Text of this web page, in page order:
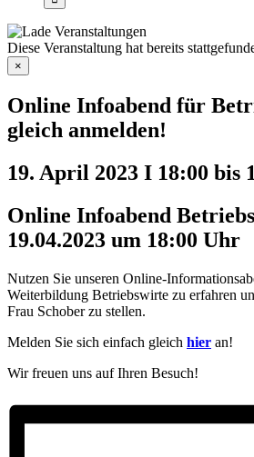
Diese Veranstaltung hat bereits
×
Online Infoabend für
gleich anmelden!
19. April 2023 I 18:00 bis
Online Infoabend
19.04.2023 um 18:00 Uhr
Nutzen Sie unseren Online-
Weiterbildung Betriebswirte zu erfahren
Frau Schober zu stellen.
Melden Sie sich einfach gleich hier an!
Wir freuen uns auf Ihren Besuch!